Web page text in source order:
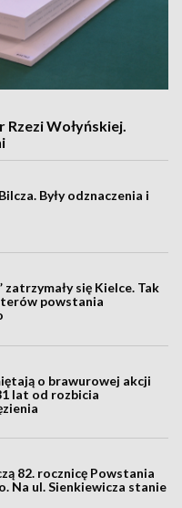
Wołyńskiej.
Były odznaczenia i
zatrzymały się Kielce. Tak
powstania
o brawurowej akcji
lat od rozbicia
82. rocznicę Powstania
Na ul. Sienkiewicza stanie